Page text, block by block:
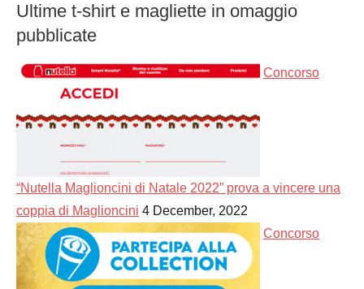
Ultime t-shirt e magliette in omaggio
pubblicate
Concorso
“Nutella Maglioncini di Natale 2022” prova a vincere una
coppia di Maglioncini 4 December, 2022
Concorso